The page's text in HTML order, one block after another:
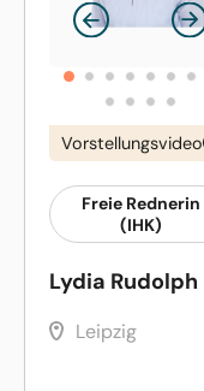
Vorstellungsvideo
Freie Rednerin
(IHK)
Lydia Rudolph
Leipzig